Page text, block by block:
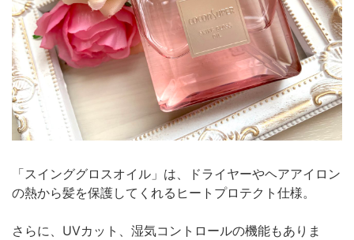
「スインググロスオイル」は、ドライヤーやヘアアイロン
の熱から髪を保護してくれるヒートプロテクト仕様。
さらに、UVカット、湿気コントロールの機能もありま